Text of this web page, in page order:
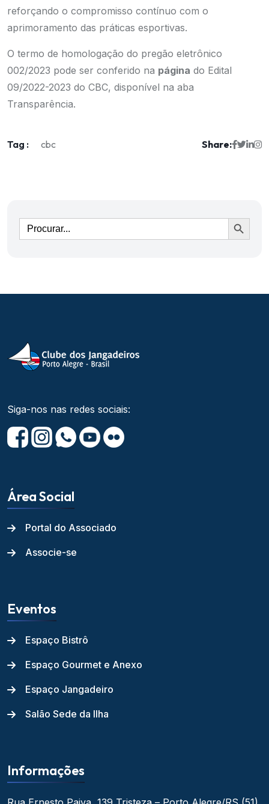
reforçando o compromisso contínuo com o
aprimoramento das práticas esportivas.
O termo de homologação do pregão eletrônico
002/2023 pode ser conferido na página do Edital
09/2022-2023 do CBC, disponível na aba
Transparência.
Tag : cbc Share:
Ir
Siga-nos nas redes sociais:
Área Social
Portal do Associado
Associe-se
Eventos
Espaço Bistrô
Espaço Gourmet e Anexo
Espaço Jangadeiro
Salão Sede da Ilha
Informações